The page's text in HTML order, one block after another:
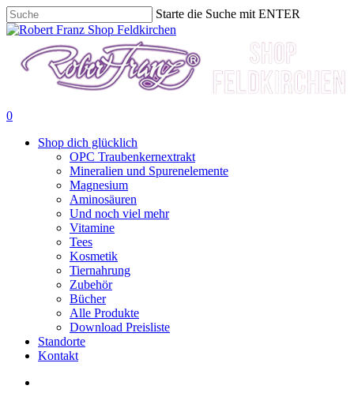
Skip
to
content
Starte die Suche mit ENTER
Suche
SUCHE
0
Shop dich glücklich
OPC Traubenkernextrakt
Mineralien und Spurenelemente
Magnesium
Aminosäuren
Und noch viel mehr
Vitamine
Tees
Kosmetik
Tiernahrung
Zubehör
Bücher
Alle Produkte
Download Preisliste
Standorte
Kontakt